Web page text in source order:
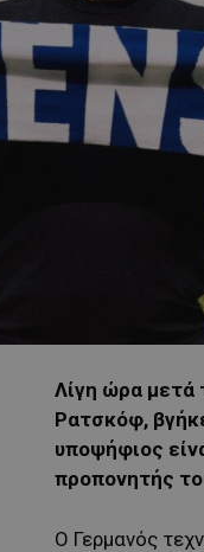
Λίγη ώρα μετά
Ρατσκόφ,
υποψήφιος
προπονητής
Ο Γερμανός